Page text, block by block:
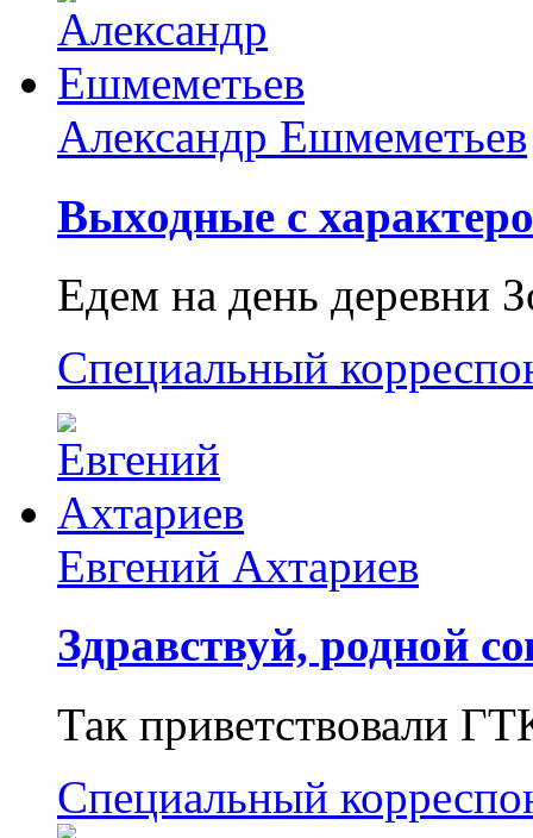
Александр Ешмеметьев
Выходные с
Едем на день деревни
Специальный
Евгений Ахтариев
Здравствуй, родной
Так приветствовали
Специальный